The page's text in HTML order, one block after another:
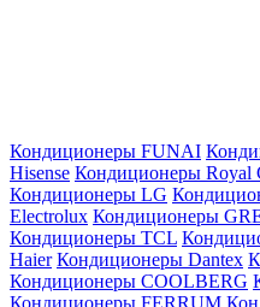
Кондиционеры FUNAI
Hisense Кондиционеры Royal
Кондиционеры LG
Electrolux Кондиционеры
Кондиционеры TCL
Haier Кондиционеры Dantex
Кондиционеры СOOLBERG
Кондиционеры FERRUM